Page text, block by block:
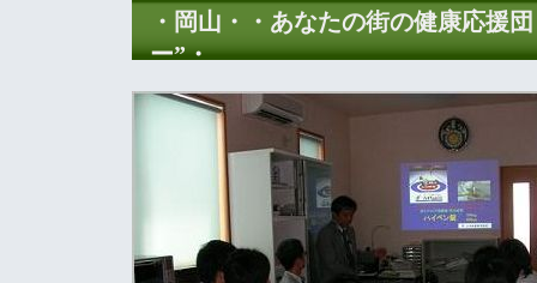
・岡山・・あなたの街の健康応援
ー”・